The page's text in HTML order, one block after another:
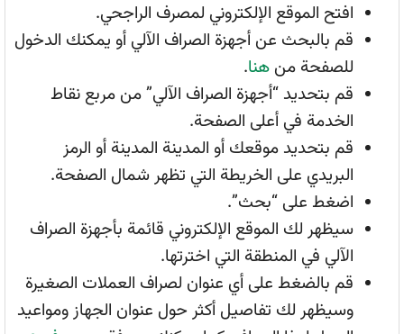
افتح الموقع الإلكتروني لمصرف الراجحي.
قم بالبحث عن أجهزة الصراف الآلي أو يمكنك الدخول
للصفحة من هنا.
قم بتحديد “أجهزة الصراف الآلي” من مربع نقاط
الخدمة في أعلى الصفحة.
قم بتحديد موقعك أو المدينة المدينة أو الرمز
البريدي على الخريطة التي تظهر شمال الصفحة.
اضغط على “بحث”.
سيظهر لك الموقع الإلكتروني قائمة بأجهزة الصراف
الآلي في المنطقة التي اخترتها.
قم بالضغط على أي عنوان لصراف العملات الصغيرة
وسيظهر لك تفاصيل أكثر حول عنوان الجهاز ومواعيد